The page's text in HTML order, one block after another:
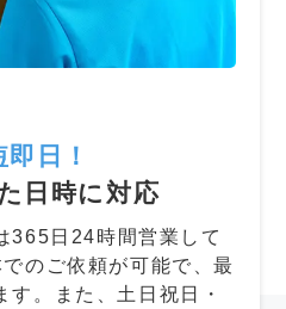
日！
日時に対応
365日24時間営業して
のご依頼が可能で、最
。また、土日祝日・